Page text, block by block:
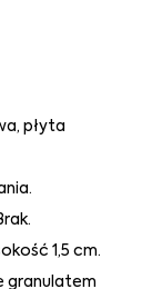
płyta
1,5 cm.
granulatem